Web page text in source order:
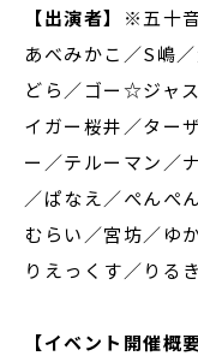
【出演者】
※五十
あべみかこ／S嶋
どら／ゴー☆ジャ
イガー桜井／ター
ー／テルーマン／
／ぱなえ／ぺんぺ
むらい／宮坊／ゆ
りえっくす／りる
【イベント開催概要